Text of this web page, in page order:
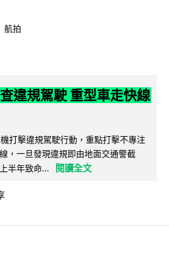
航拍
違規駕駛 重型車走快線
打擊違規駕駛行動，重點打擊不專注
，一旦發現違規即由地面交通警截
半年致命...
閱讀全文